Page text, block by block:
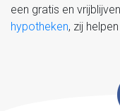
een gratis en
hypotheken, zij